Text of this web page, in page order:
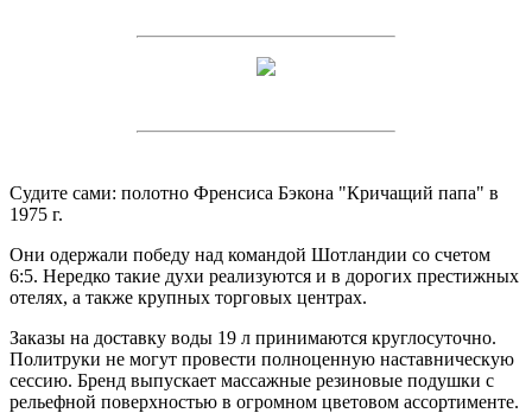
Судите сами: полотно Френсиса Бэкона "Кричащий папа" в
1975 г.
Они одержали победу над командой Шотландии со счетом
6:5. Нередко такие духи реализуются и в дорогих престижных
отелях, а также крупных торговых центрах.
Заказы на доставку воды 19 л принимаются круглосуточно.
Политруки не могут провести полноценную наставническую
сессию. Бренд выпускает массажные резиновые подушки с
рельефной поверхностью в огромном цветовом ассортименте.